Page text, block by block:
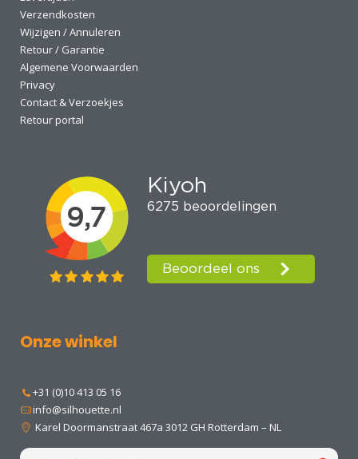
Verzendkosten
Wijzigen / Annuleren
Retour / Garantie
Algemene Voorwaarden
Privacy
Contact & Verzoekjes
Retour portal
Onze winkel
+31 (0)10 413 05 16
info@silhouette.nl
Karel Doormanstraat 467a 3012 GH Rotterdam – NL